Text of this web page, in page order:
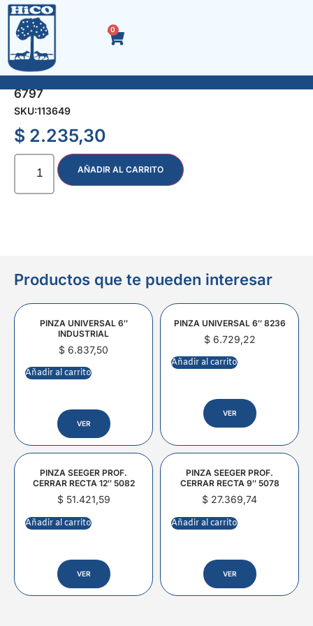
0
ADAPTADOR 1/4″ HEXAG. x 1/4″ MACHO 100 mm.
6797
SKU:113649
$ 2.235,30
AÑADIR AL CARRITO
Productos que te pueden interesar
PINZA UNIVERSAL 6″
INDUSTRIAL
$ 6.837,50
Añadir al carrito
VER
PINZA UNIVERSAL 6″ 8236
$6.729,22
Añadir al carrito
VER
PINZA SEEGER PROF.
CERRAR RECTA 12″ 5082
$51.421,59
Añadir al carrito
VER
PINZA SEEGER PROF.
CERRAR RECTA 9″ 5078
$ 27.369,74
Añadir al carrito
VER